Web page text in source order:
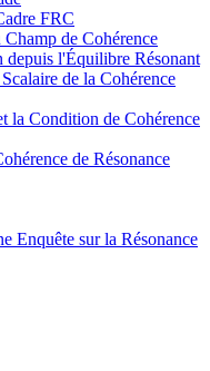
FRC
de Cohérence
depuis l'Équilibre Résonant
de la Cohérence
la Condition de Cohérence
de Résonance
Enquête sur la Résonance